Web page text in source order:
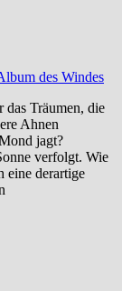
des Windes
Träumen, die
Ahnen
jagt?
verfolgt. Wie
eine derartige